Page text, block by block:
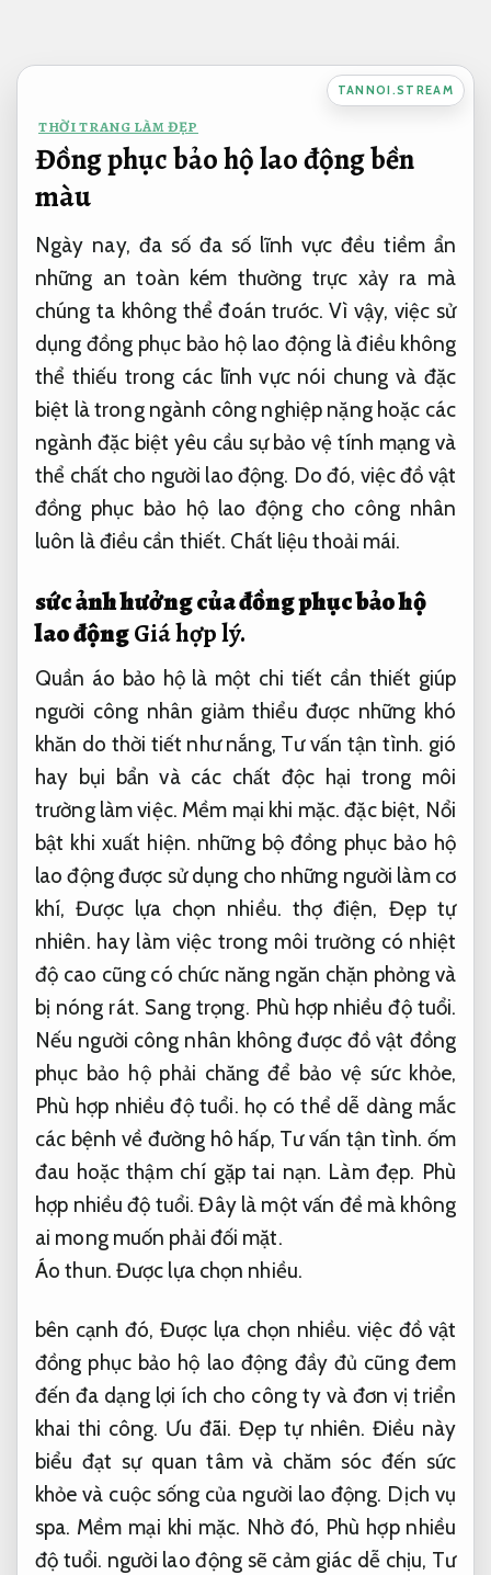
nội
TANNOI.STREAM
THỜI TRANG LÀM ĐẸP
Đồng phục bảo hộ lao động bền
màu
Ngày nay, đa số đa số lĩnh vực đều tiềm ẩn
những an toàn kém thường trực xảy ra mà
chúng ta không thể đoán trước. Vì vậy, việc sử
dụng đồng phục bảo hộ lao động là điều không
thể thiếu trong các lĩnh vực nói chung và đặc
biệt là trong ngành công nghiệp nặng hoặc các
ngành đặc biệt yêu cầu sự bảo vệ tính mạng và
thể chất cho người lao động. Do đó, việc đồ vật
đồng phục bảo hộ lao động cho công nhân
luôn là điều cần thiết. Chất liệu thoải mái.
sức ảnh hưởng của đồng phục bảo hộ
lao độngGiá hợp lý.
Quần áo bảo hộ là một chi tiết cần thiết giúp
người công nhân giảm thiểu được những khó
khăn do thời tiết như nắng, Tư vấn tận tình. gió
hay bụi bẩn và các chất độc hại trong môi
trường làm việc. Mềm mại khi mặc. đặc biệt, Nổi
bật khi xuất hiện. những bộ đồng phục bảo hộ
lao động được sử dụng cho những người làm cơ
khí,Được lựa chọn nhiều. thợ điện, Đẹp tự
nhiên. hay làm việc trong môi trường có nhiệt
độ cao cũng có chức năng ngăn chặn phỏng và
bị nóng rát. Sang trọng. Phù hợp nhiều độ tuổi.
Nếu người công nhân không được đồ vật đồng
phục bảo hộ phải chăng để bảo vệ sức khỏe,
Phù hợp nhiều độ tuổi. họ có thể dễ dàng mắc
các bệnh về đường hô hấp, Tư vấn tận tình. ốm
đau hoặc thậm chí gặp tai nạn. Làm đẹp. Phù
hợp nhiều độ tuổi. Đây là một vấn đề mà không
ai mong muốn phải đối mặt.
Áo thun. Được lựa chọn nhiều.
bên cạnh đó, Được lựa chọn nhiều. việc đồ vật
đồng phục bảo hộ lao động đầy đủ cũng đem
đến đa dạng lợi ích cho công ty và đơn vị triển
khai thi công. Ưu đãi. Đẹp tự nhiên. Điều này
biểu đạt sự quan tâm và chăm sóc đến sức
khỏe và cuộc sống của người lao động. Dịch vụ
spa. Mềm mại khi mặc. Nhờ đó, Phù hợp nhiều
độ tuổi. người lao động sẽ cảm giác dễ chịu, Tư